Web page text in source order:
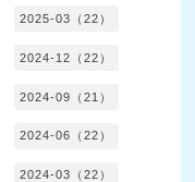
2025-03（22）
2024-12（22）
2024-09（21）
2024-06（22）
2024-03（22）